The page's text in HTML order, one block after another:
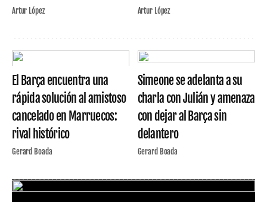
Artur López Artur López
El Barça encuentra una
rápida solución al amistoso
cancelado en Marruecos:
rival histórico
Gerard Boada
Simeone se adelanta a su
charla con Julián y amenaza
con dejar al Barça sin
delantero
Gerard Boada